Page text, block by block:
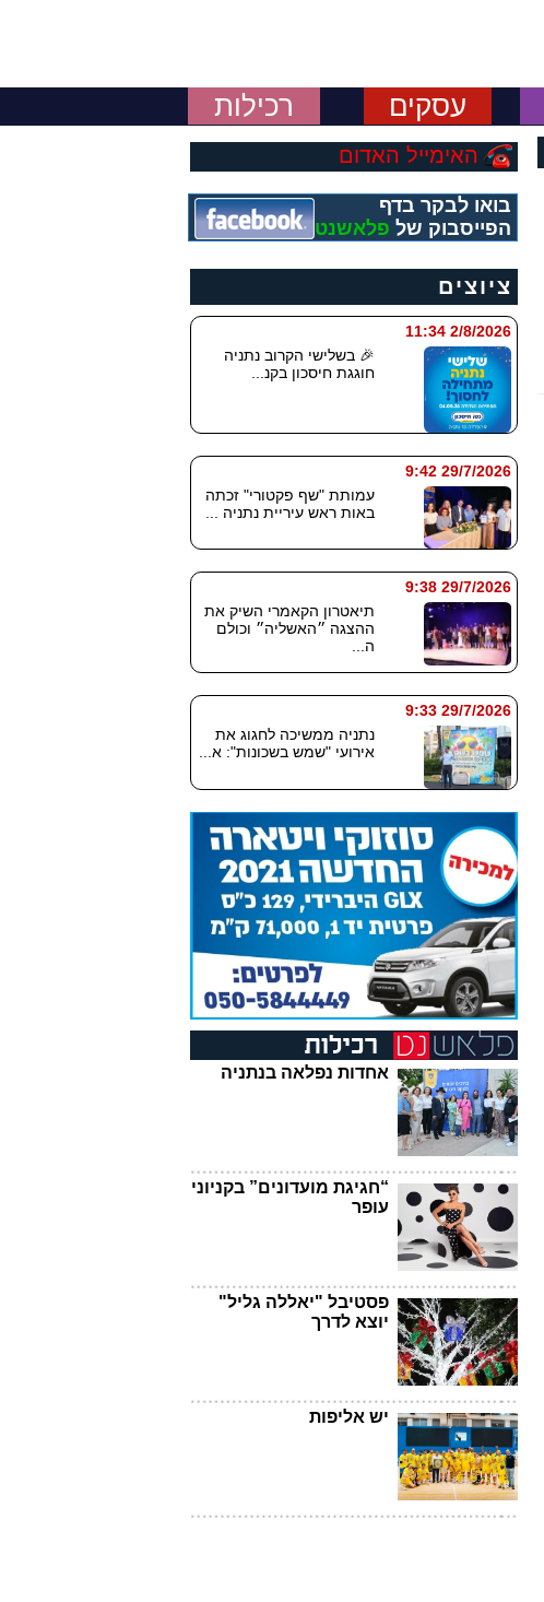
עסקים רכילות
האימייל האדום
בואו לבקר בדף
הפייסבוק של פלאשנט
ציוצים
2/8/2026 11:34
🎉 בשלישי הקרוב נתניה
חוגגת חיסכון בקנ...
29/7/2026 9:42
עמותת "שף פקטורי" זכתה
באות ראש עיריית נתניה ...
29/7/2026 9:38
תיאטרון הקאמרי השיק את
ההצגה ״האשליה״ וכולם
ה...
29/7/2026 9:33
נתניה ממשיכה לחגוג את
אירועי "שמש בשכונות": א...
אחדות נפלאה בנתניה
“חגיגת מועדונים” בקניוני
עופר
פסטיבל "יאללה גליל"
יוצא לדרך
יש אליפות